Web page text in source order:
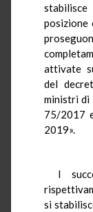
posizione
attivate
del
ministri di
75/2017
2019».
I
si